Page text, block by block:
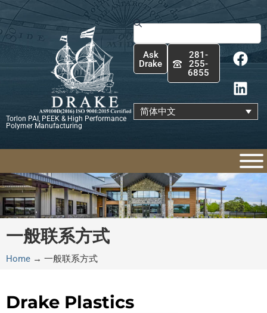
跳
至
内
Torlon PAI, PEEK & High Performance
Polymer Manufacturing
Search
Ask
Drake
281-
255-
6855
F
a
c
e
b
o
k
L
i
n
k
e
d
n
简体中文
一般联系方式
Home → 一般联系方式
Drake Plastics